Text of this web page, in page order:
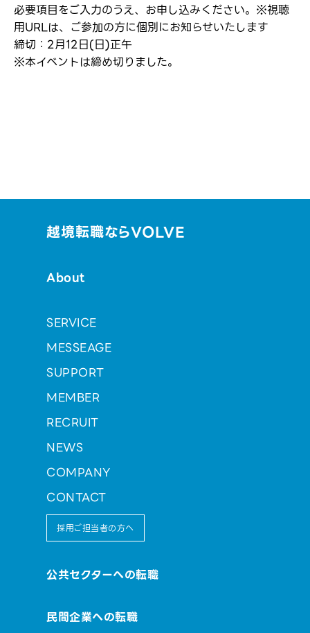
必要項目をご入力のうえ、お申し込みください。※視聴
用URLは、ご参加の方に個別にお知らせいたします
締切：2月12日(日)正午
※本イベントは締め切りました。
越境転職ならVOLVE
About
SERVICE
MESSEAGE
SUPPORT
MEMBER
RECRUIT
NEWS
COMPANY
CONTACT
採用ご担当者の方へ
公共セクターへの転職
民間企業への転職